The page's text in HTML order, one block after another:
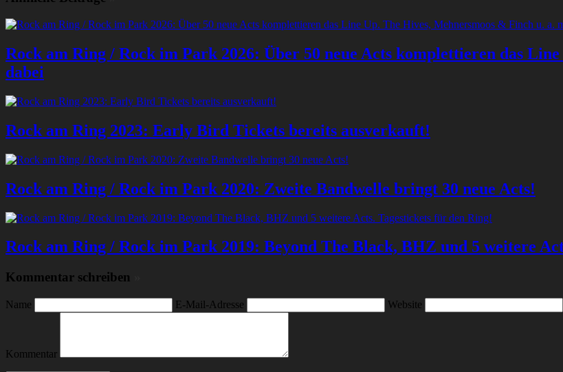
Rock am Ring / Rock im Park 2026: Über 50 neue Acts komplettieren das
dabei
Rock am Ring 2023: Early Bird Tickets bereits ausverkauft!
Rock am Ring / Rock im Park 2020: Zweite Bandwelle bringt 30 neue Acts!
Rock am Ring / Rock im Park 2019: Beyond The Black, BHZ und 5 weitere
Kommentar schreiben
Name E-Mail-Adresse Website
Kommentar